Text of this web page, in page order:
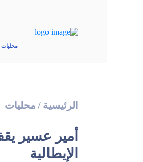
محليات
الرئيسية / محليات
أمير عسير
الإيطالية